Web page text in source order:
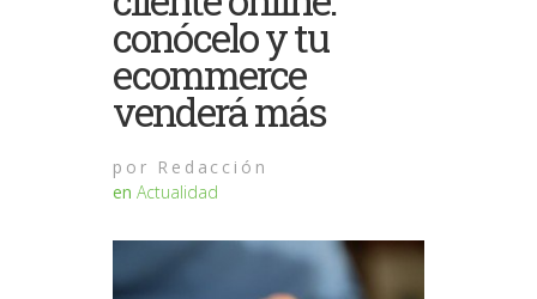
conócelo y tu
ecommerce
venderá más
por Redacción
en Actualidad